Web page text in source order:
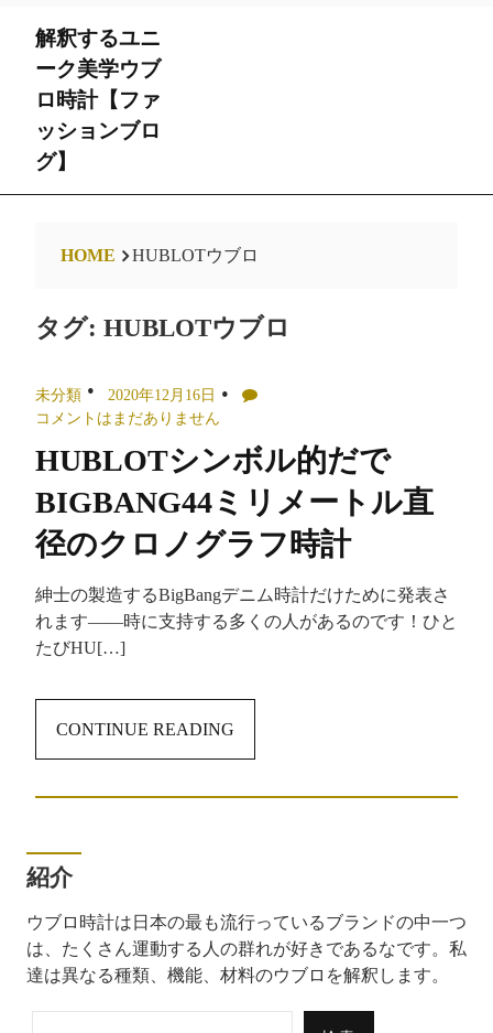
content
解釈するユニ
ーク美学ウブ
ロ時計【ファ
ッションブロ
グ】
HOME HUBLOTウブロ
タグ: HUBLOTウブロ
未分類
2020年12月16日
コメントはまだありません
HUBLOTシンボル的だで
BIGBANG44ミリメートル直
径のクロノグラフ時計
紳士の製造するBigBangデニム時計だけために発表さ
れます――時に支持する多くの人があるのです！ひと
たびHU[…]
CONTINUE READING
紹介
ウブロ時計は日本の最も流行っているブランドの中一つ
は、たくさん運動する人の群れが好きであるなです。私
達は異なる種類、機能、材料のウブロを解釈します。